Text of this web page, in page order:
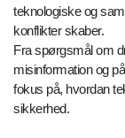
teknologiske og
konflikter skaber.
Fra spørgsmål om
misinformation og
fokus på, hvordan
sikkerhed.